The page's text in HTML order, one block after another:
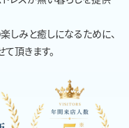
しみと癒しになるために、
頂きます。